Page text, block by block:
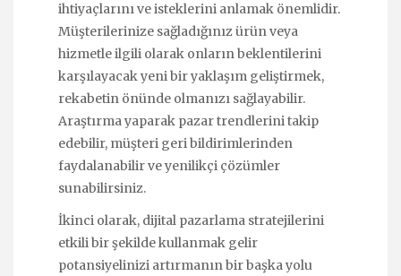
ihtiyaçlarını ve isteklerini anlamak önemlidir.
Müşterilerinize sağladığınız ürün veya
hizmetle ilgili olarak onların beklentilerini
karşılayacak yeni bir yaklaşım geliştirmek,
rekabetin önünde olmanızı sağlayabilir.
Araştırma yaparak pazar trendlerini takip
edebilir, müşteri geri bildirimlerinden
faydalanabilir ve yenilikçi çözümler
sunabilirsiniz.
İkinci olarak, dijital pazarlama stratejilerini
etkili bir şekilde kullanmak gelir
potansiyelinizi artırmanın bir başka yolu